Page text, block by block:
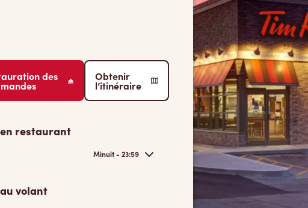
des Obtenir
l’itinéraire
restaurant
Minuit - 23:59
volant